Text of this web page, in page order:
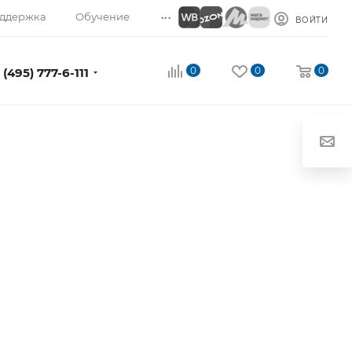
Обучение ... ВОЙТИ
(495) 777-6-111 0 0 0